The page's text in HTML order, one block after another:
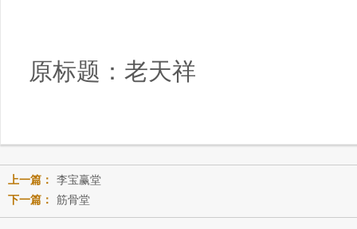
原标题： 老天祥
上一篇：
李宝赢堂
下一篇：
筋骨堂